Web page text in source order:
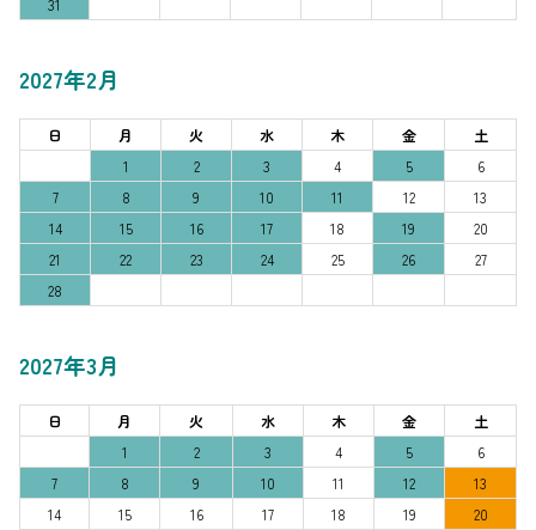
31
2027年2月
日 月 火 水 木 金
土
1
2 3 4 5
6
7
8 9 10 11 12
13
14
15 16 17 18 19
20
21
22 23 24 25 26
27
28
2027年3月
日 月 火 水 木 金
土
1
2 3 4 5
6
7
8 9 10 11 12
13
14
15 16 17 18 19
20